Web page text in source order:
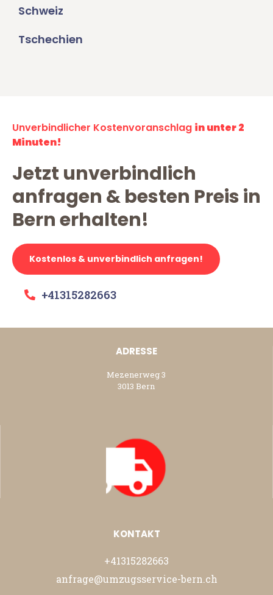
Schweiz
Tschechien
Unverbindlicher Kostenvoranschlag in unter 2
Minuten!
Jetzt unverbindlich
anfragen & besten Preis in
Bern erhalten!
Kostenlos & unverbindlich anfragen!
+41315282663
ADRESSE
Mezenerweg 3
3013 Bern
KONTAKT
+41315282663
anfrage@umzugsservice-bern.ch